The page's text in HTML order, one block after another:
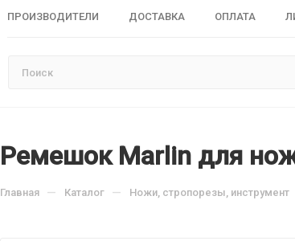
ПРОИЗВОДИТЕЛИ ДОСТАВКА ОПЛАТА
Ремешок Marlin для
Главная — Каталог — Ножи, стропорезы, инструмент